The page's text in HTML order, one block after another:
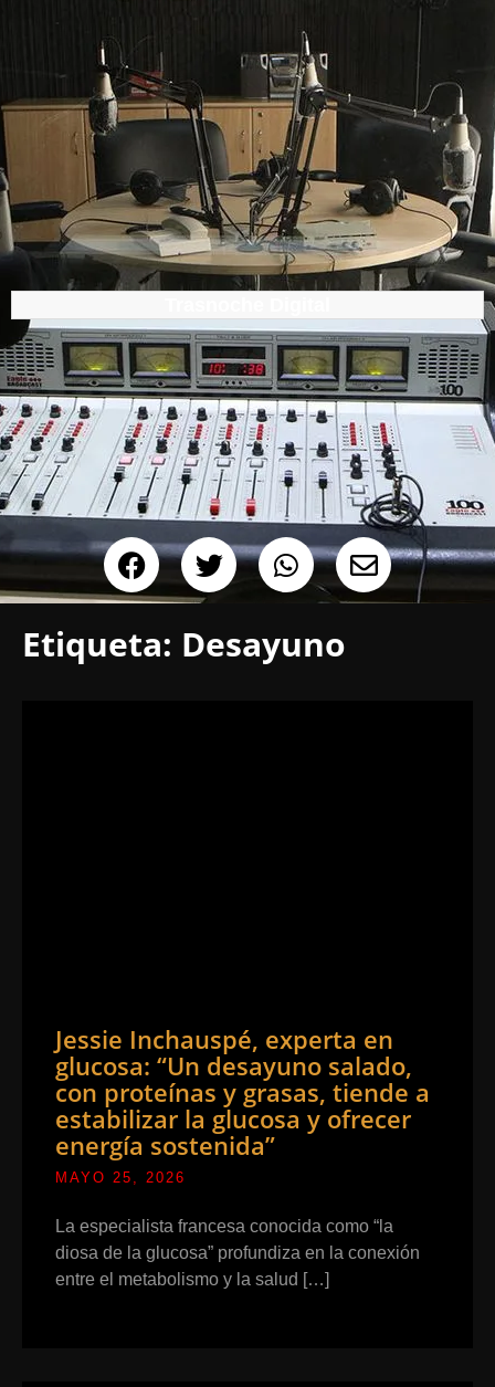
Etiqueta: Desayuno
Jessie Inchauspé, experta en
glucosa: “Un desayuno salado,
con proteínas y grasas, tiende a
estabilizar la glucosa y ofrecer
energía sostenida”
MAYO 25, 2026
La especialista francesa conocida como “la
diosa de la glucosa” profundiza en la conexión
entre el metabolismo y la salud […]